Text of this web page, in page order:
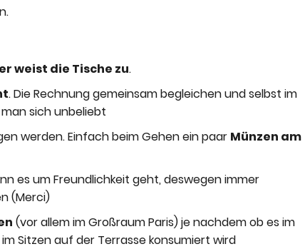
weist die Tische zu.
. Die Rechnung gemeinsam begleichen und selbst im
sich unbeliebt
werden. Einfach beim Gehen ein paar Münzen am
es um Freundlichkeit geht, deswegen immer
(Merci)
(vor allem im Großraum Paris) je nachdem ob es im
Sitzen auf der Terrasse konsumiert wird